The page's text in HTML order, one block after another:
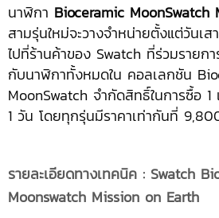
นาฬิกา Bioceramic MoonSwatch
สามรุ่นใหม่จะวางจำหน่ายตั้งแต่วันเ
ไปที่ร้านค้าของ Swatch ที่ร่วมรายกา
กับนาฬิกาทั้งหมดใน คอลเลกชัน
MoonSwatch จำกัดสิทธิ์ในการซื้อ
1 วัน โดยทุกรุ่นมีราคาเท่ากันที่
รายละเอียดทางเทคนิค : Swatch
Moonswatch Mission on Earth